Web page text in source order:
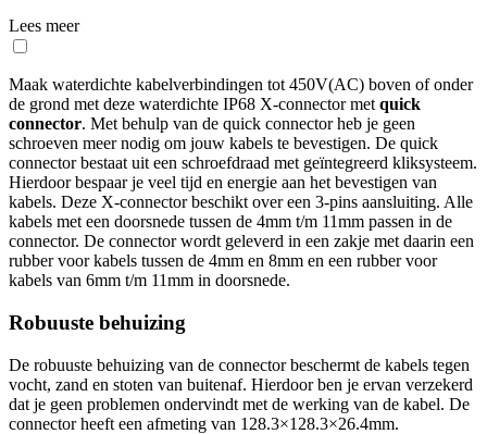
Lees meer
Maak waterdichte kabelverbindingen tot 450V(AC) boven of onder
de grond met deze waterdichte IP68 X-connector met quick
connector. Met behulp van de quick connector heb je geen
schroeven meer nodig om jouw kabels te bevestigen. De quick
connector bestaat uit een schroefdraad met geïntegreerd kliksysteem.
Hierdoor bespaar je veel tijd en energie aan het bevestigen van
kabels. Deze X-connector beschikt over een 3-pins aansluiting. Alle
kabels met een doorsnede tussen de 4mm t/m 11mm passen in de
connector. De connector wordt geleverd in een zakje met daarin een
rubber voor kabels tussen de 4mm en 8mm en een rubber voor
kabels van 6mm t/m 11mm in doorsnede.
Robuuste behuizing
De robuuste behuizing van de connector beschermt de kabels tegen
vocht, zand en stoten van buitenaf. Hierdoor ben je ervan verzekerd
dat je geen problemen ondervindt met de werking van de kabel. De
connector heeft een afmeting van 128.3×128.3×26.4mm.